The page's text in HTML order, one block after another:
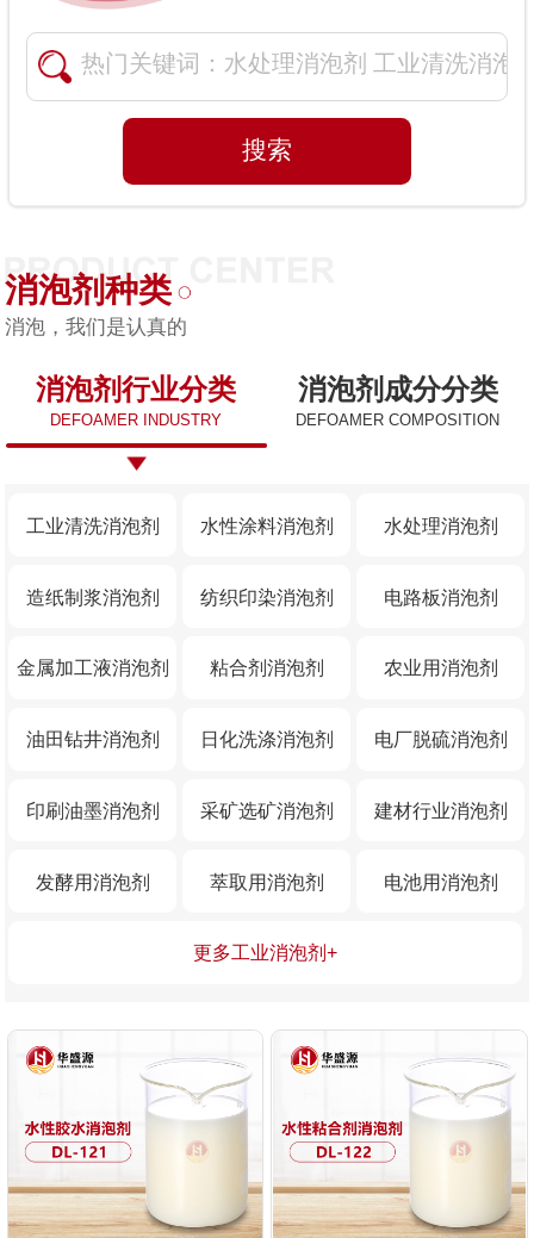
消泡剂种类
消泡，我们是认真的
消泡剂行业分类
DEFOAMER INDUSTRY
工业清洗消泡剂 水性涂料消泡剂 水处理消泡剂
造纸制浆消泡剂 纺织印染消泡剂 电路板消泡剂
金属加工液消泡剂 粘合剂消泡剂 农业用消泡剂
油田钻井消泡剂 日化洗涤消泡剂 电厂脱硫消泡剂
印刷油墨消泡剂 采矿选矿消泡剂 建材行业消泡剂
发酵用消泡剂 萃取用消泡剂 电池用消泡剂
更多工业消泡剂+
消泡剂成分分类
DEFOAMER COMPOSITION